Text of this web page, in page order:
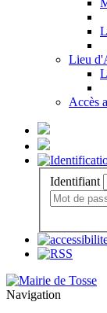
Lieu
Accès
Identifiant
Navigation